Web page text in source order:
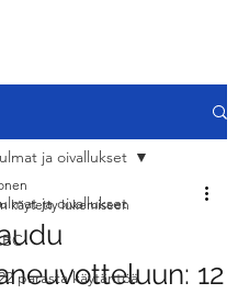
ja oivallukset
parasta käytäntöä
ja oivallukset
12
käytetty lukemiseen